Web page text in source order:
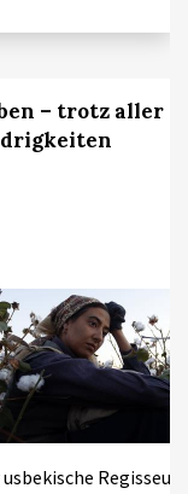
– trotz aller
Regisseur